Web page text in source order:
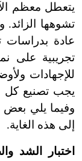
يتعطل معظم
تشوهها
عادة بدراسات
تجريبية على
للإجهادات
يجب تصنيع كل
وفيما يلي بعض
إلى هذه الغاية.
اختبار الشد